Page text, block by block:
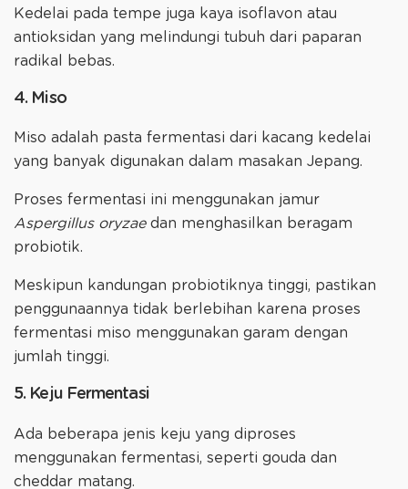
Kedelai pada tempe juga kaya isoflavon atau
antioksidan yang melindungi tubuh dari paparan
radikal bebas.
4. Miso
Miso adalah pasta fermentasi dari kacang kedelai
yang banyak digunakan dalam masakan Jepang.
Proses fermentasi ini menggunakan jamur
Aspergillus oryzaedan menghasilkan beragam
probiotik.
Meskipun kandungan probiotiknya tinggi, pastikan
penggunaannya tidak berlebihan karena proses
fermentasi miso menggunakan garam dengan
jumlah tinggi.
5. Keju Fermentasi
Ada beberapa jenis keju yang diproses
menggunakan fermentasi, seperti gouda dan
cheddar matang.